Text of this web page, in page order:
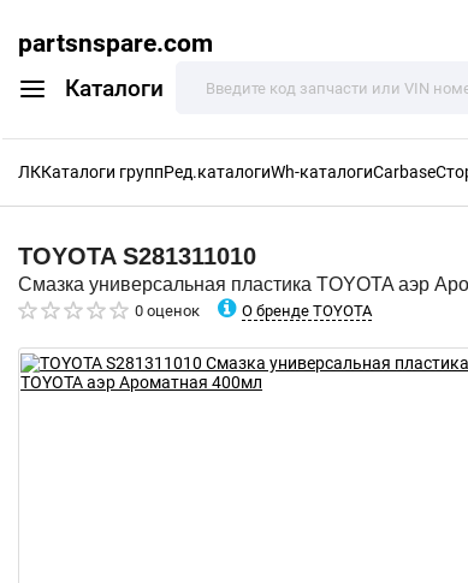
partsnspare.com
Каталоги
ЛККаталоги группРед.каталогиWh-каталогиCarbase
TOYOTA S281311010
Смазка универсальная пластика TOYOTA аэр
0 оценок О бренде TOYOTA